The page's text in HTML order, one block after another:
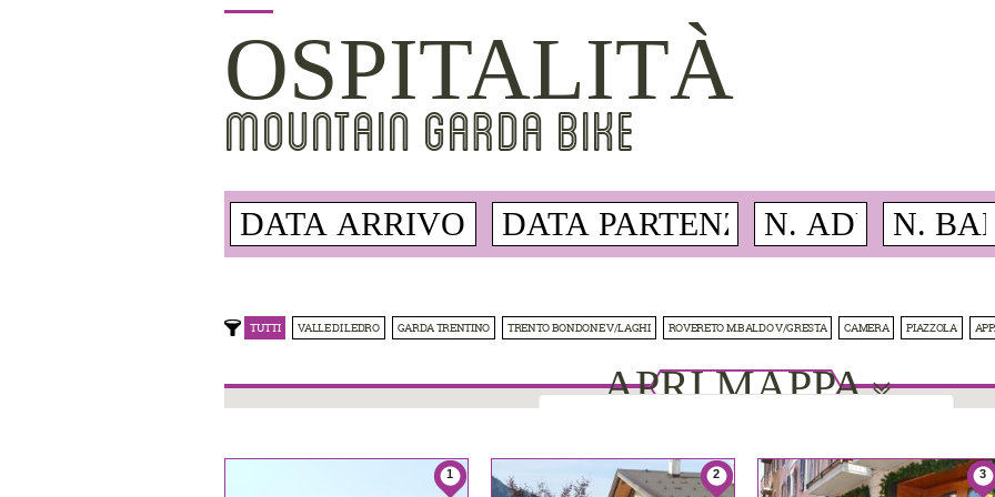
OSPITALITÀ
MOUNTAIN GARDA BIKE
TUTTI VALLE DI LEDRO GARDA TRENTINO TRENTO BONDONE V/LAGHI ROVERETO M.BALDO V/GRESTA CAMERA PIAZZOLA
APRI MAPPA
This page can't load Google Maps correctly.
1 2 3